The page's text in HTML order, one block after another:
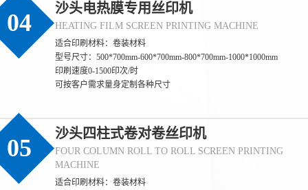
04
沙头电热膜专用丝印机
HEATING FILM SCREEN PRINTING MACHINE
适合印刷材料：卷装材料
型号尺寸：500*700mm-600*700mm-800*700mm-1000*1000mm
印刷速度0-1500印次/时
可按客户需求量身定制各种尺寸
05
沙头四柱式卷对卷丝印机
FOUR COLUMN ROLL TO ROLL SCREEN PRINTING
MACHINE
适合印刷材料：卷装材料
(沙头)丝印过程中如何保证标签的防伪效果
(沙头) 保证标签防伪效果一致性的核心，是**聚焦防伪特性（如光
伪识别效果完全统一。 一、源头锁定：防伪材料的性能一致性是基
础 1. **防伪油墨的批次化管控** - 同一批次标签必须使用**同一供
应商、同一生产批次**的防伪油墨（如光变油
(沙头)丝印过程中如何保证防伪标签的一致